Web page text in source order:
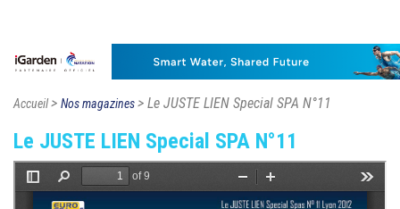
Accueil> Nos magazines> Le JUSTE LIEN Special SPA N°11
Le JUSTE LIEN Special SPA N°11